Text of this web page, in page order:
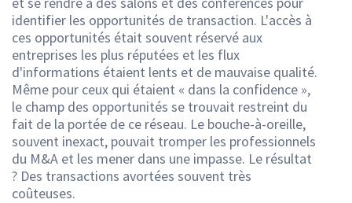
identifier les opportunités de transaction. L'accès à
ces opportunités était souvent réservé aux
entreprises les plus réputées et les flux
d'informations étaient lents et de mauvaise qualité.
Même pour ceux qui étaient « dans la confidence »,
le champ des opportunités se trouvait restreint du
fait de la portée de ce réseau. Le bouche-à-oreille,
souvent inexact, pouvait tromper les professionnels
du M&A et les mener dans une impasse. Le résultat
? Des transactions avortées souvent très
coûteuses.